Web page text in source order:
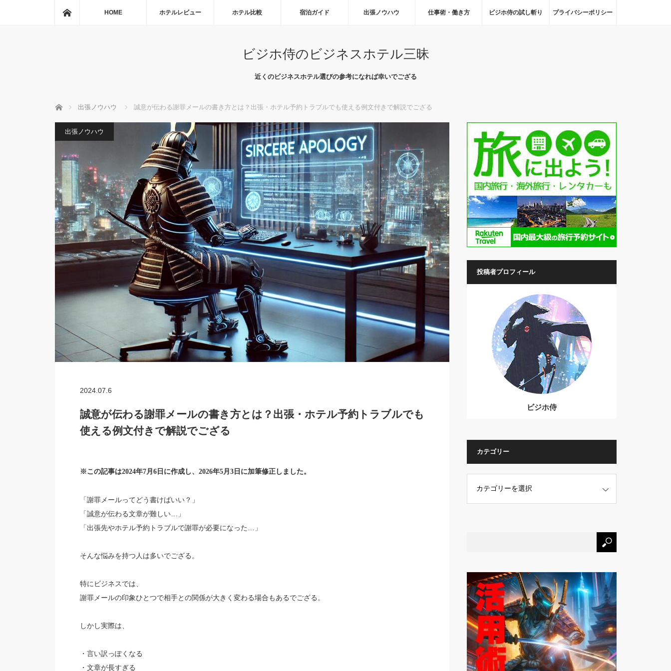
HOME ホテルレビュー ホテル比較 宿泊ガイド 出張ノウハウ 仕事術・働き方 ビジホ侍の試し斬り プライバシーポリシー
ビジホ侍のビジネスホテル三昧
近くのビジネスホテル選びの参考になれば幸いでござる
ホーム 出張ノウハウ 誠意が伝わる謝罪メールの書き方とは？出張・ホテル予約トラブルでも使える例文付きで解説でござる
出張ノウハウ
2024.07.6
誠意が伝わる謝罪メールの書き方とは？出張・ホテル予約トラブルでも
使える例文付きで解説でござる
※この記事は2024年7月6日に作成し、2026年5月3日に加筆修正しました。
「謝罪メールってどう書けばいい？」
「誠意が伝わる文章が難しい…」
「出張先やホテル予約トラブルで謝罪が必要になった…」
そんな悩みを持つ人は多いでござる。
特にビジネスでは、
謝罪メールの印象ひとつで相手との関係が大きく変わる場合もあるでござる。
しかし実際は、
・言い訳っぽくなる
・文章が長すぎる
投稿者プロフィール
ビジホ侍
カテゴリー